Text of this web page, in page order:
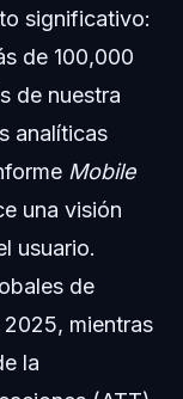
significativo:
de 100,000
de nuestra
analíticas
Mobile
una visión
usuario.
de
mientras
la